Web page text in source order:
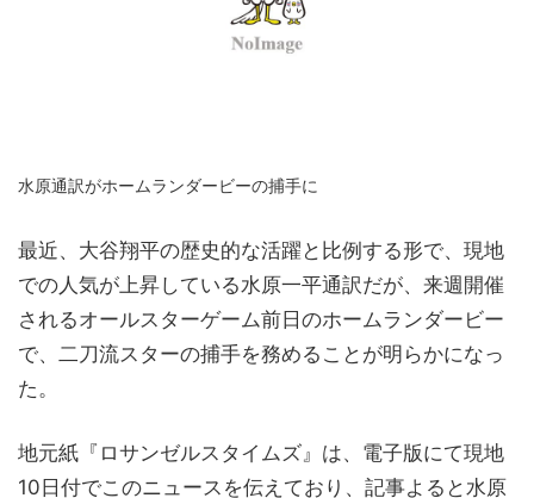
水原通訳がホームランダービーの捕手に
最近、大谷翔平の歴史的な活躍と比例する形で、現地
での人気が上昇している水原一平通訳だが、来週開催
されるオールスターゲーム前日のホームランダービー
で、二刀流スターの捕手を務めることが明らかになっ
た。
地元紙『ロサンゼルスタイムズ』は、電子版にて現地
10日付でこのニュースを伝えており、記事よると水原